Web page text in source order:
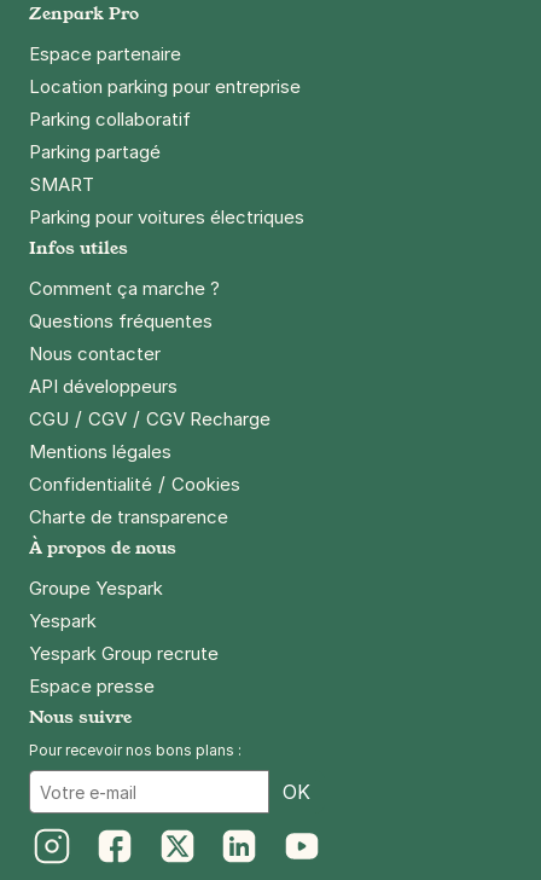
Zenpark Pro
Espace partenaire
Location parking pour entreprise
Parking collaboratif
Parking partagé
SMART
Parking pour voitures électriques
Infos utiles
Comment ça marche ?
Questions fréquentes
Nous contacter
API développeurs
CGU / CGV / CGV Recharge
Mentions légales
Confidentialité / Cookies
Charte de transparence
À propos de nous
Groupe Yespark
Yespark
Yespark Group recrute
Espace presse
Nous suivre
Pour recevoir nos bons plans :
OK